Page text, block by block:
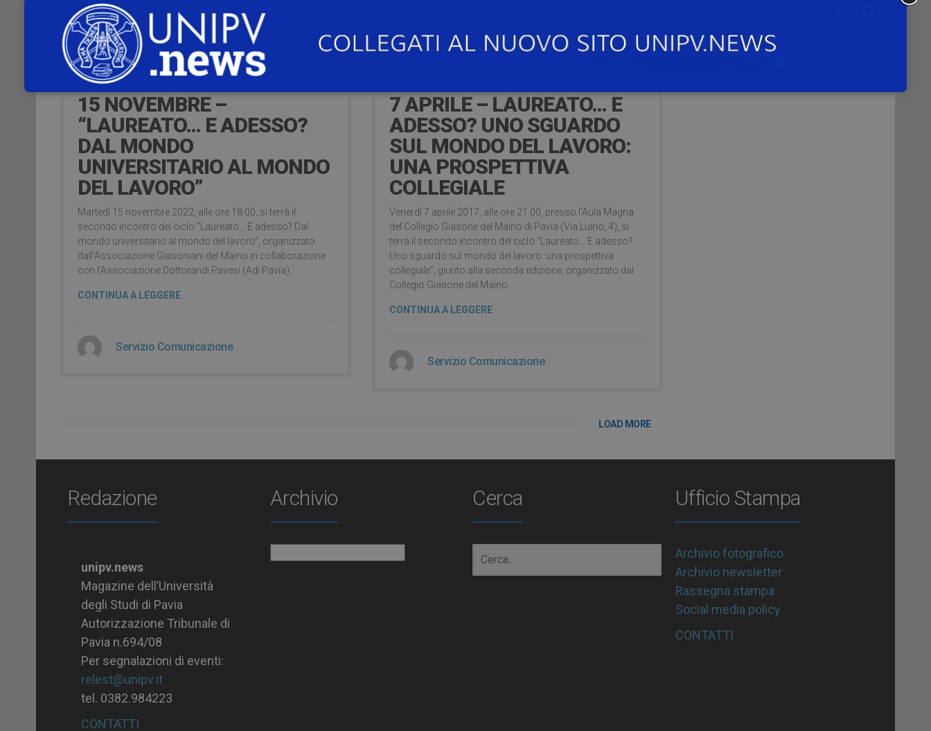
4 years ago
15 NOVEMBRE –
“LAUREATO… E ADESSO?
DAL MONDO
UNIVERSITARIO AL MONDO
DEL LAVORO”
Martedì 15 novembre 2022, alle ore 18:00, si terrà il
secondo incontro del ciclo “Laureato… E adesso? Dal
mondo universitario al mondo del lavoro”, organizzato
dall’Associazione Giasoniani del Maino in collaborazione
con l’Associazione Dottorandi Pavesi (Adi Pavia).
CONTINUA A LEGGERE
Servizio Comunicazione
7 APRILE – LAUREATO… E
ADESSO? UNO SGUARDO
SUL MONDO DEL LAVORO:
UNA PROSPETTIVA
COLLEGIALE
Venerdì 7 aprile 2017, alle ore 21.00, presso l’Aula Magna
del Collegio Giasone del Maino di Pavia (Via Luino, 4), si
terrà il secondo incontro del ciclo “Laureato… E adesso?
Uno sguardo sul mondo del lavoro: una prospettiva
collegiale”, giunto alla seconda edizione, organizzato dal
Collegio Giasone del Maino.
CONTINUA A LEGGERE
Servizio Comunicazione
LOAD MORE
Redazione
unipv.news
Magazine dell’Università
degli Studi di Pavia
Autorizzazione Tribunale di
Pavia n.694/08
Per segnalazioni di eventi:
relest@unipv.it
tel. 0382.984223
CONTATTI
Archivio Cerca Ufficio Stampa
Archivio fotografico
Archivio newsletter
Rassegna stampa
Social media policy
CONTATTI